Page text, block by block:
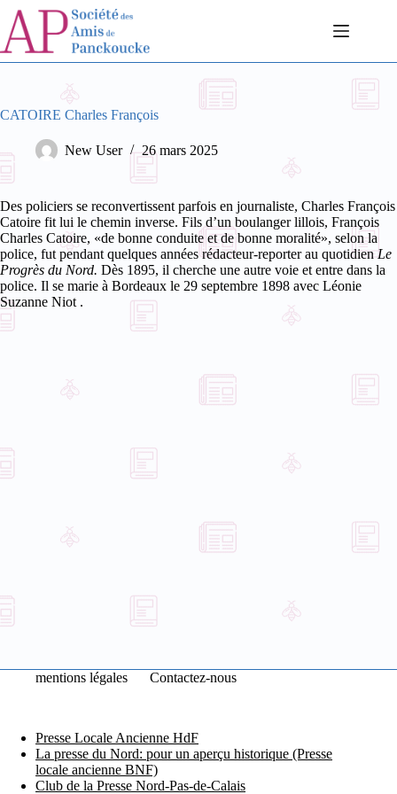
Passer
contenu
CATOIRE Charles François
New User 26 mars 2025
Des policiers se reconvertissent parfois en journaliste, Charles François
Catoire fit lui le chemin inverse. Fils d’un boulanger lillois, François
Charles Catoire, «de bonne conduite et de bonne moralité», selon la
police, fut pendant quelques années rédacteur-reporter au quotidien Le
Progrès du Nord. Dès 1895, il cherche une autre voie et entre dans la
police. Il se marie à Bordeaux le 29 septembre 1898 avec Léonie
Suzanne Niot .
mentions légales Contactez-nous
Presse Locale Ancienne HdF
La presse du Nord: pour un aperçu historique (Presse
locale ancienne BNF)
Club de la Presse Nord-Pas-de-Calais